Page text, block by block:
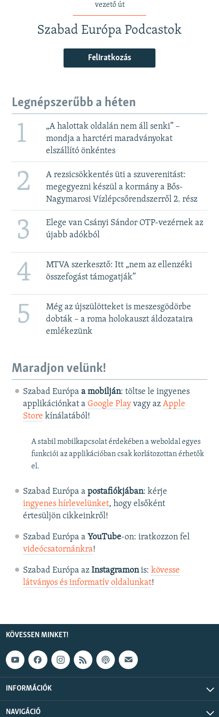
vezető út
Szabad Európa Podcastok
Feliratkozás
Legnépszerűbb a héten
1
„A halottak oldalán nem áll senki” –
mondja a harctéri maradványokat
elszállító önkéntes
2
A rezsicsökkentés üti a szuverenitást:
megegyezni készül a kormány a Bős-
Nagymarosi Vízlépcsőrendszerről 2. rész
3
Elege van Csányi Sándor OTP-vezérnek az
újabb adókból
4
MTVA szerkesztő: Itt „nem az ellenzéki
összefogást támogatják”
5
Még az újszülötteket is meszesgödörbe
dobták – a roma holokauszt áldozataira
emlékezünk
Maradjon velünk!
Szabad Európa a mobilján: töltse le ingyenes
applikációnkat a Google Playvagy az Apple
Store kínálatából!
A stabil mobilkapcsolat érdekében a weboldal egyes
funkciói az applikációban csak korlátozottan érhetők
el.
Szabad Európa a postafiókjában: kérje
ingyenes hírlevelünket, hogy elsőként
értesüljön cikkeinkről!
Szabad Európa a YouTube-on: iratkozzon fel
videócsatornánkra!
Szabad Európa az Instagramonis: kövesse
látványos és informatív oldalunkat! ​
KÖVESSEN MINKET!
INFORMÁCIÓK
NAVIGÁCIÓ